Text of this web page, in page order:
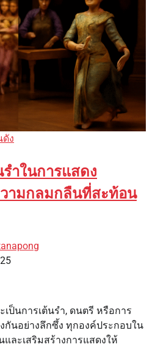
ง
ำในการแสดง
ามกลมกลืนที่สะท้อน
ป็นการเต้นรำ, ดนตรี หรือการ
กันอย่างลึกซึ้ง ทุกองค์ประกอบใน
ละเสริมสร้างการแสดงให้